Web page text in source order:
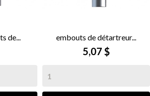
de... embouts de détartreur...
5,07 $